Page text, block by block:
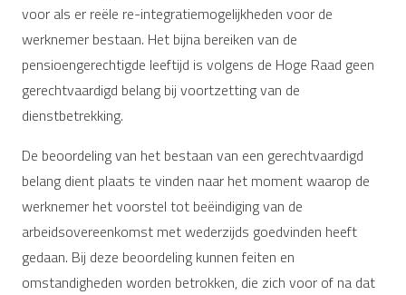
voor als er reële re-integratiemogelijkheden voor de
werknemer bestaan. Het bijna bereiken van de
pensioengerechtigde leeftijd is volgens de Hoge Raad geen
gerechtvaardigd belang bij voortzetting van de
dienstbetrekking.
De beoordeling van het bestaan van een gerechtvaardigd
belang dient plaats te vinden naar het moment waarop de
werknemer het voorstel tot beëindiging van de
arbeidsovereenkomst met wederzijds goedvinden heeft
gedaan. Bij deze beoordeling kunnen feiten en
omstandigheden worden betrokken, die zich voor of na dat